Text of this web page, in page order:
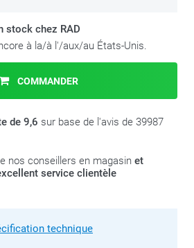
stock chez RAD
à la/à l'/aux/au États-Unis.
COMMANDER
de 9,6 sur base de l'avis de 39987
nos conseillers en magasin et
service clientèle
technique